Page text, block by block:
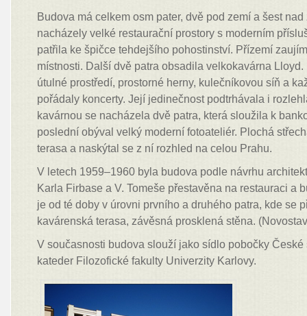
Budova má celkem osm pater, dvě pod zemí a šest
nacházely velké restaurační prostory s moderním
patřila ke špičce tehdejšího pohostinství. Přízemí
místnosti. Další dvě patra obsadila velkokavárna
útulné prostředí, prostorné herny, kulečníkovou síň a
pořádaly koncerty. Její jedinečnost podtrhávala i
kavárnou se nacházela dvě patra, která sloužila k
poslední obýval velký moderní fotoateliér. Plochá
terasa a naskýtal se z ní rozhled na celou Prahu.
V letech 1959–1960 byla budova podle návrhu
Karla Firbase a V. Tomeše přestavěna na restauraci a
je od té doby v úrovni prvního a druhého patra, kde se
kavárenská terasa, závěsná prosklená stěna.
V současnosti budova slouží jako sídlo pobočky
kateder Filozofické fakulty Univerzity Karlovy.